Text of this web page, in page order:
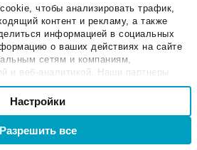
чтобы анализировать трафик,
контент и рекламу, а также
информацией в социальных
о ваших действиях на сайте
сетям и компаниям,
и веб-аналитикой. Наши партнеры
сведения с предоставленной вами
которые они получили при
Настройки
Разрешить все
сайта, наиболее
и целям бизнеса.
копирайтинг, качественные
продаж, но позволяет
сейчас, а затем
более традиционными